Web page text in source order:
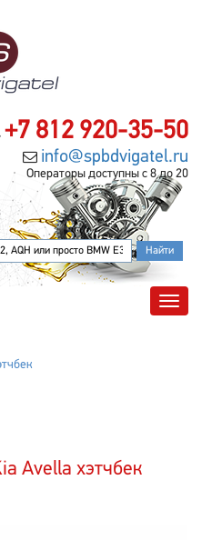
+7 812 920-35-50
info@spbdvigatel.ru
Операторы доступны с 8 до 20
Avella хэтчбек